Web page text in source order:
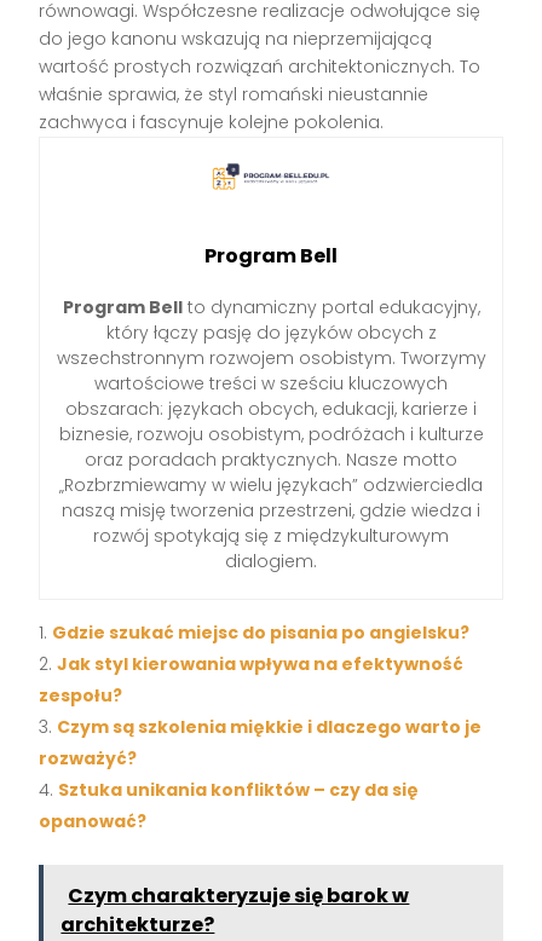
równowagi. Współczesne realizacje odwołujące się
do jego kanonu wskazują na nieprzemijającą
wartość prostych rozwiązań architektonicznych. To
właśnie sprawia, że styl romański nieustannie
zachwyca i fascynuje kolejne pokolenia.
Program Bell
Program Bellto dynamiczny portal edukacyjny,
który łączy pasję do języków obcych z
wszechstronnym rozwojem osobistym. Tworzymy
wartościowe treści w sześciu kluczowych
obszarach: językach obcych, edukacji, karierze i
biznesie, rozwoju osobistym, podróżach i kulturze
oraz poradach praktycznych. Nasze motto
„Rozbrzmiewamy w wielu językach” odzwierciedla
naszą misję tworzenia przestrzeni, gdzie wiedza i
rozwój spotykają się z międzykulturowym
dialogiem.
Gdzie szukać miejsc do pisania po angielsku?
Jak styl kierowania wpływa na efektywność
zespołu?
Czym są szkolenia miękkie i dlaczego warto je
rozważyć?
Sztuka unikania konfliktów – czy da się
opanować?
Czym charakteryzuje się barok w
architekturze?